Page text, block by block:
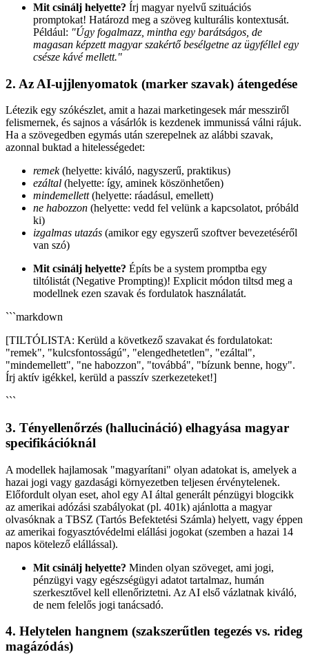
Mit csinálj helyette? Írj magyar nyelvű szituációs
promptokat! Határozd meg a szöveg kulturális kontextusát.
Például: "Úgy fogalmazz, mintha egy barátságos, de
magasan képzett magyar szakértő besélgetne az ügyféllel egy
csésze kávé mellett."
2. Az AI-ujjlenyomatok (marker szavak) átengedése
Létezik egy szókészlet, amit a hazai marketingesek már messziről
felismernek, és sajnos a vásárlók is kezdenek immunissá válni rájuk.
Ha a szövegedben egymás után szerepelnek az alábbi szavak,
azonnal buktad a hitelességedet:
remek(helyette: kiváló, nagyszerű, praktikus)
ezáltal (helyette: így, aminek köszönhetően)
mindemellett(helyette: ráadásul, emellett)
ne habozzon (helyette: vedd fel velünk a kapcsolatot, próbáld
ki)
izgalmas utazás (amikor egy egyszerű szoftver bevezetéséről
van szó)
Mit csinálj helyette? Építs be a system promptba egy
tiltólistát (Negative Prompting)! Explicit módon tiltsd meg a
modellnek ezen szavak és fordulatok használatát.
```markdown
[TILTÓLISTA: Kerüld a következő szavakat és fordulatokat:
"remek", "kulcsfontosságú", "elengedhetetlen", "ezáltal",
"mindemellett", "ne habozzon", "továbbá", "bízunk benne, hogy".
Írj aktív igékkel, kerüld a passzív szerkezeteket!]
```
3. Tényellenőrzés (hallucináció) elhagyása magyar
specifikációknál
A modellek hajlamosak "magyarítani" olyan adatokat is, amelyek a
hazai jogi vagy gazdasági környezetben teljesen érvénytelenek.
Előfordult olyan eset, ahol egy AI által generált pénzügyi blogcikk
az amerikai adózási szabályokat (pl. 401k) ajánlotta a magyar
olvasóknak a TBSZ (Tartós Befektetési Számla) helyett, vagy éppen
az amerikai fogyasztóvédelmi elállási jogokat (szemben a hazai 14
napos kötelező elállással).
Mit csinálj helyette? Minden olyan szöveget, ami jogi,
pénzügyi vagy egészségügyi adatot tartalmaz, humán
szerkesztővel kell ellenőriztetni. Az AI első vázlatnak kiváló,
de nem felelős jogi tanácsadó.
4. Helytelen hangnem (szakszerűtlen tegezés vs. rideg
magázódás)